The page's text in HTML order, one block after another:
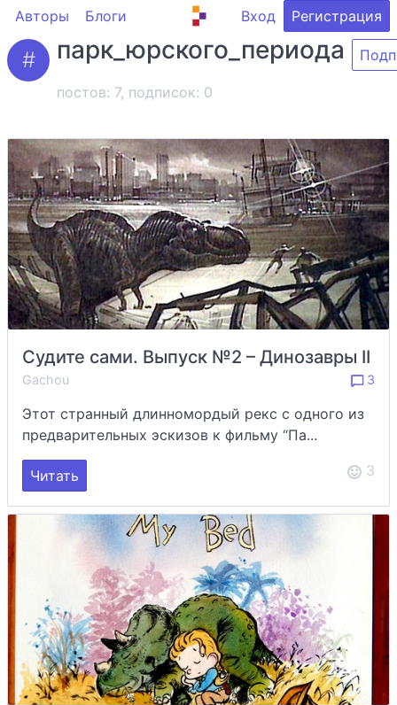
Авторы Блоги Вход Регистрация
парк_юрского_периода
постов: 7, подписок: 0
Судите сами. Выпуск №2 – Динозавры II
Gachou 3
Этот странный длинномордый рекс с одного из
предварительных эскизов к фильму “Па...
Читать 3